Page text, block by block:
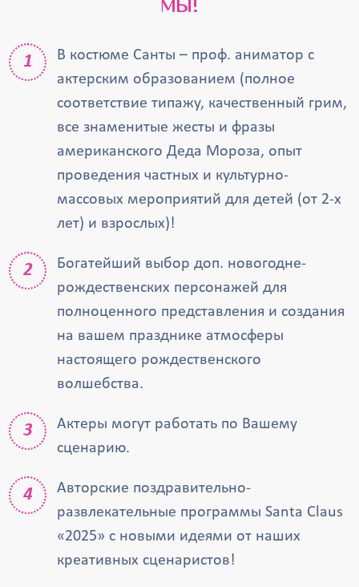
В костюме Санты – проф. аниматор с
актерским образованием (полное
соответствие типажу, качественный грим,
все знаменитые жесты и фразы
американского Деда Мороза, опыт
проведения частных и культурно-
массовых мероприятий для детей (от 2-х
лет) и взрослых)!
Богатейший выбор доп. новогодне-
рождественских персонажей для
полноценного представления и создания
на вашем празднике атмосферы
настоящего рождественского
волшебства.
Актеры могут работать по Вашему
сценарию.
Авторские поздравительно-
развлекательные программы Santa Claus
«2025» с новыми идеями от наших
креативных сценаристов!